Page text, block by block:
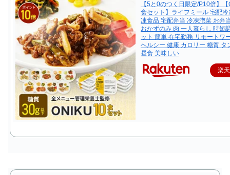
【5と0のつく日限定/P10倍】
食セット】ライフミール 宅配冷
凍食品 宅配弁当 冷凍惣菜 お弁
おかずのみ 肉 一人暮らし 時短
ット 簡単 在宅勤務 リモートワ
ヘルシー 健康 カロリー 糖質 タ
昼食 美味しい
楽